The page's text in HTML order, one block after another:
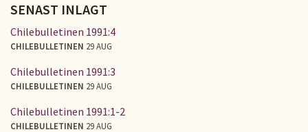
SENAST INLAGT
Chilebulletinen 1991:4
CHILEBULLETINEN 29 AUG
Chilebulletinen 1991:3
CHILEBULLETINEN 29 AUG
Chilebulletinen 1991:1-2
CHILEBULLETINEN 29 AUG